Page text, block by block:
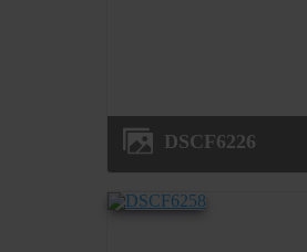
DSCF6226